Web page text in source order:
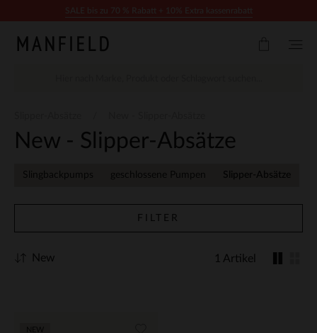
New - Slipper-Absätze
Slingbackpumps geschlossene Pumpen Slipper-Absätze
FILTER
1 Artikel
New